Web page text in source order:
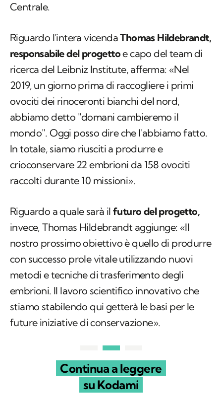
Centrale.
Riguardo l'intera vicendaThomas Hildebrandt,
responsabile del progettoe capo del team di
ricerca del Leibniz Institute, afferma: «Nel
2019, un giorno prima di raccogliere i primi
ovociti dei rinoceronti bianchi del nord,
abbiamo detto "domani cambieremo il
mondo". Oggi posso dire che l'abbiamo fatto.
In totale, siamo riusciti a produrre e
crioconservare 22 embrioni da 158 ovociti
raccolti durante 10 missioni».
Riguardo a quale sarà il futuro del progetto,
invece, Thomas Hildebrandt aggiunge: «Il
nostro prossimo obiettivo è quello di produrre
con successo prole vitale utilizzando nuovi
metodi e tecniche di trasferimento degli
embrioni. Il lavoro scientifico innovativo che
stiamo stabilendo qui getterà le basi per le
future iniziative di conservazione».
Continua a leggere
su Kodami